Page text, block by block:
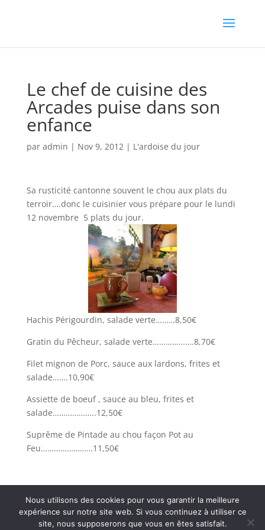
Le chef de cuisine des
Arcades puise dans son
enfance
par admin | Nov 9, 2012| L'ardoise du jour
Sa rusticité cantonne souvent le chou aux plats du
terroir….donc le cuisinier vous prépare pour le lundi
12 novembre 5 plats du jour.
Hachis Périgourdin, salade verte………8,50€
Gratin du Pêcheur, salade verte……………….8,70€
Filet mignon de Porc, sauce aux lardons, frites et
salade…….10,90€
Assiette de boeuf , sauce au bleu, frites et
salade………………..12,50€
Suprême de Pintade au chou façon Pot au
Feu……………………11,50€
Nous utilisons des cookies pour vous garantir la meilleure
expérience sur notre site web. Si vous continuez à utiliser ce
site, nous supposerons que vous en êtes satisfait.